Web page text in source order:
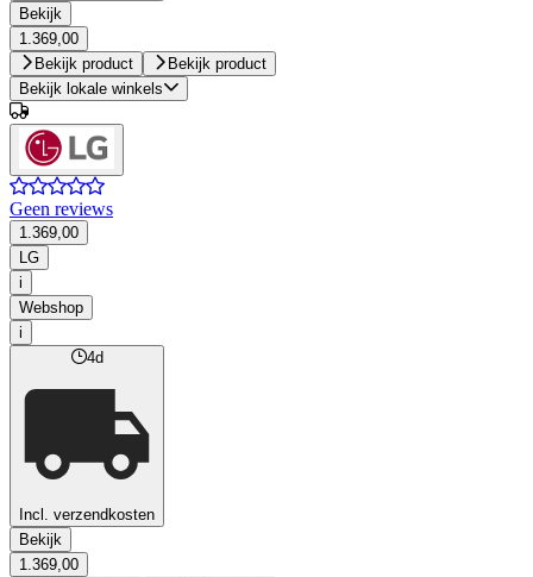
Bekijk
1.369,00
Bekijk product
Bekijk product
Bekijk lokale winkels
Geen reviews
1.369,00
LG
i
Webshop
i
4d
Incl. verzendkosten
Bekijk
1.369,00